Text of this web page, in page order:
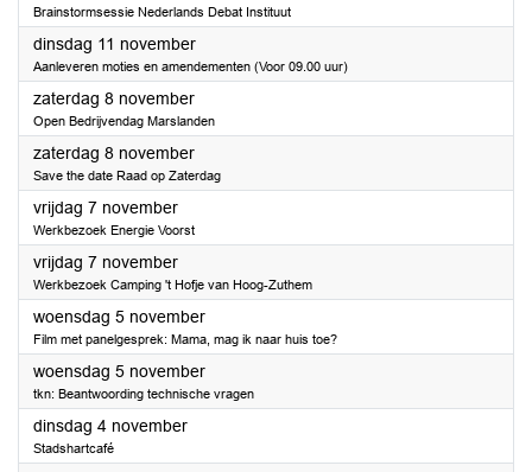
Brainstormsessie Nederlands Debat Instituut
dinsdag 11 november2025
Aanleveren moties en amendementen (Voor 09.00 uur)
zaterdag 8 november2025
Open Bedrijvendag Marslanden
zaterdag 8 november2025
Save the date Raad op Zaterdag
vrijdag 7 november2025
Werkbezoek Energie Voorst
vrijdag 7 november2025
Werkbezoek Camping 't Hofje van Hoog-Zuthem
woensdag 5 november2025
Film met panelgesprek: Mama, mag ik naar huis toe?
woensdag 5 november2025
tkn: Beantwoording technische vragen
dinsdag 4 november2025
Stadshartcafé